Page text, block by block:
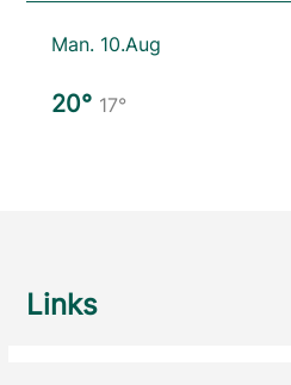
Man. 10.Aug
20° 17°
Links